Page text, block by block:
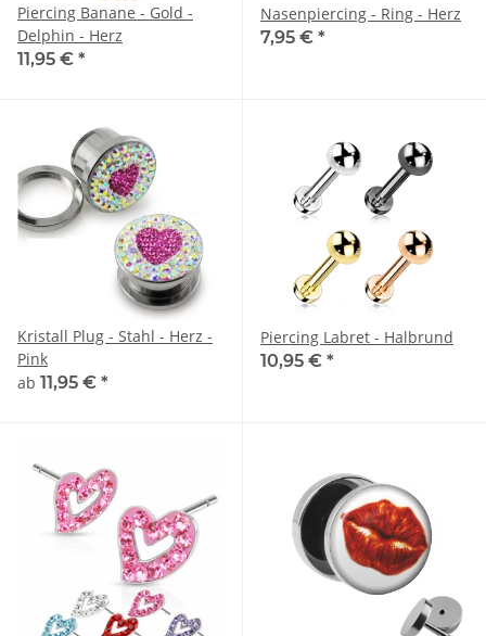
Piercing Banane - Gold -
Delphin - Herz
11,95 € *
Nasenpiercing - Ring - Herz
7,95 € *
Kristall Plug - Stahl - Herz -
Pink
ab 11,95 € *
Piercing Labret - Halbrund
10,95 € *